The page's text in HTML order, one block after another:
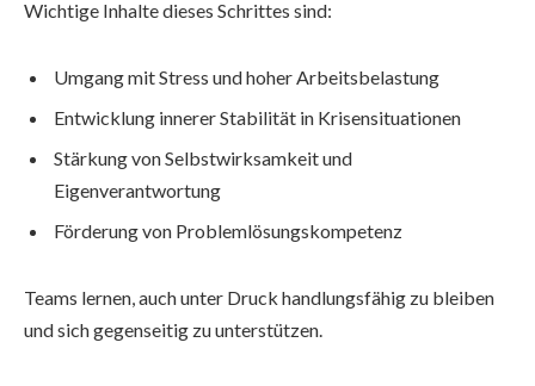
Wichtige Inhalte dieses Schrittes sind:
Umgang mit Stress und hoher Arbeitsbelastung
Entwicklung innerer Stabilität in Krisensituationen
Stärkung von Selbstwirksamkeit und
Eigenverantwortung
Förderung von Problemlösungskompetenz
Teams lernen, auch unter Druck handlungsfähig zu bleiben
und sich gegenseitig zu unterstützen.